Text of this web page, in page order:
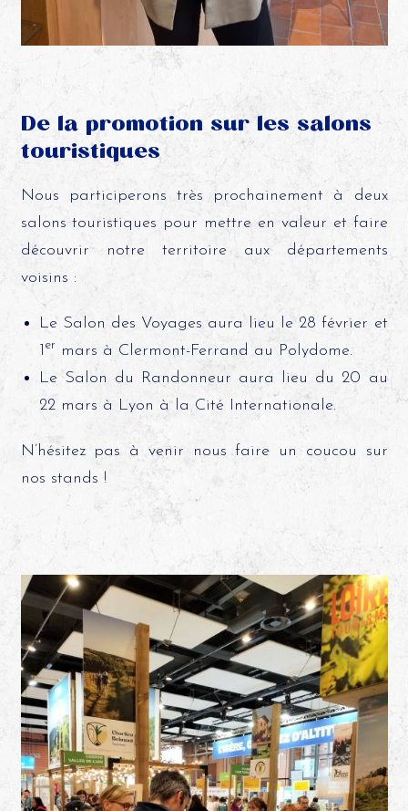
De la promotion sur les salons
touristiques
Nous participerons très prochainement à deux
salons touristiques pour mettre en valeur et faire
découvrir notre territoire aux départements
voisins :
Le Salon des Voyages aura lieu le 28 février et
1 er
mars à Clermont-Ferrand au Polydome.
Le Salon du Randonneur aura lieu du 20 au
22 mars à Lyon à la Cité Internationale.
N’hésitez pas à venir nous faire un coucou sur
nos stands !